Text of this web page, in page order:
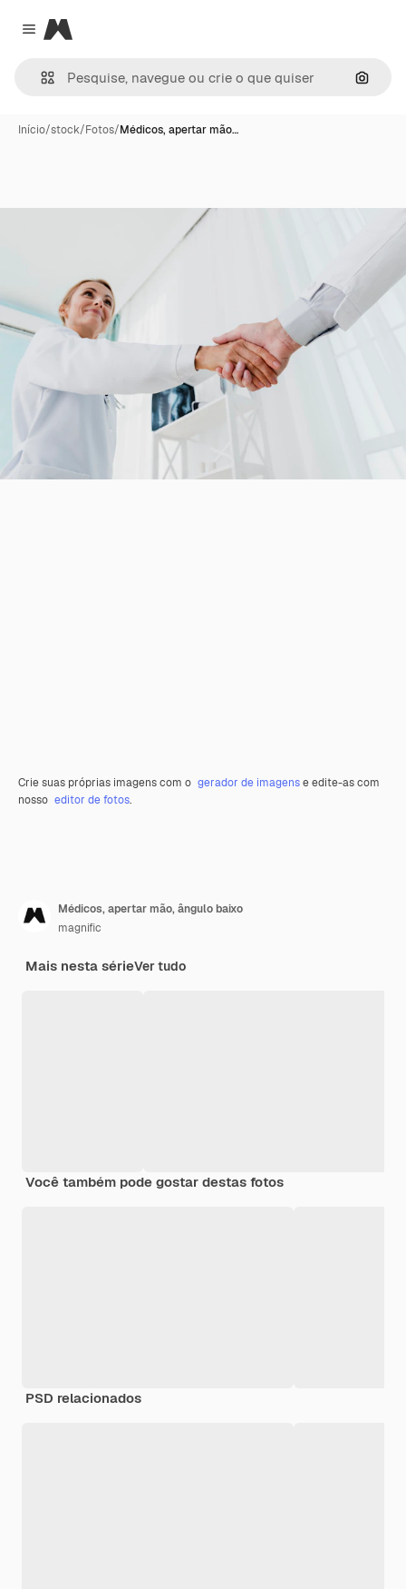
Close menu
Magnific
Início/stock/Fotos/Médicos, apertar mão…
Crie suas próprias imagens com o gerador de imagense edite-as com
nosso editor de fotos.
Médicos, apertar mão, ângulo baixo
magnific
Mais nesta sérieVer tudo
Você também pode gostar destas fotos
PSD relacionados